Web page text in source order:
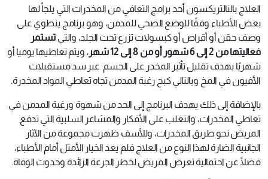
العلاج بالنالتريكسون أحد برامج التعافي من المخدرات التي يلجأ لها
بعض الأطباء وفقًا للوضع الصحي للمدمن، وهو برنامج ينطوي على
وصف حقن أو أقراص أو كبسولات تزرع تحت الجلد، والتيتستمر
فعاليتها من 2 إلى 6 شهور أو من 8 إلى 12 شهر
، ويتم تعاطيها يوميا أو
شهريًا بهدف تقليل تأثير المخدر على الجسم عبر سد مستقبلات
الأفيون في المخ وبالتالي كبح رغبة المدمن تجاه تعاطي المواد المخدرة.
بالإضافة إلى ذلك يهدف البرنامج إلى الحد من شهوة ورغبة المدمن في
تعاطي المخدرات، والتغلب على الأفكار والمشاعر السلبية التي تدفع
المريض نحو طريق المخدرات، وللأسف ظهرت مجموعة من الآثار
الجانبية الضارة لهذا النوع من العلاج فلم يعد الخيار الأمثل أمام الأطباء،
فضلًا عن احتمالية تعرض المريض لخطر الجرعة الزائدة وحدوث الوفاة.